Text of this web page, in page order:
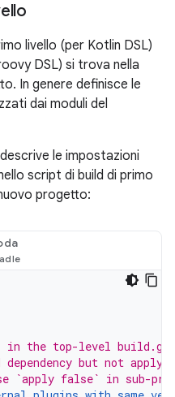
livello (per Kotlin DSL)
DSL) si trova nella
In genere definisce le
dai moduli del
le impostazioni
script di build di primo
progetto:
in the top-level
dependency but not apply
`apply false` in sub-